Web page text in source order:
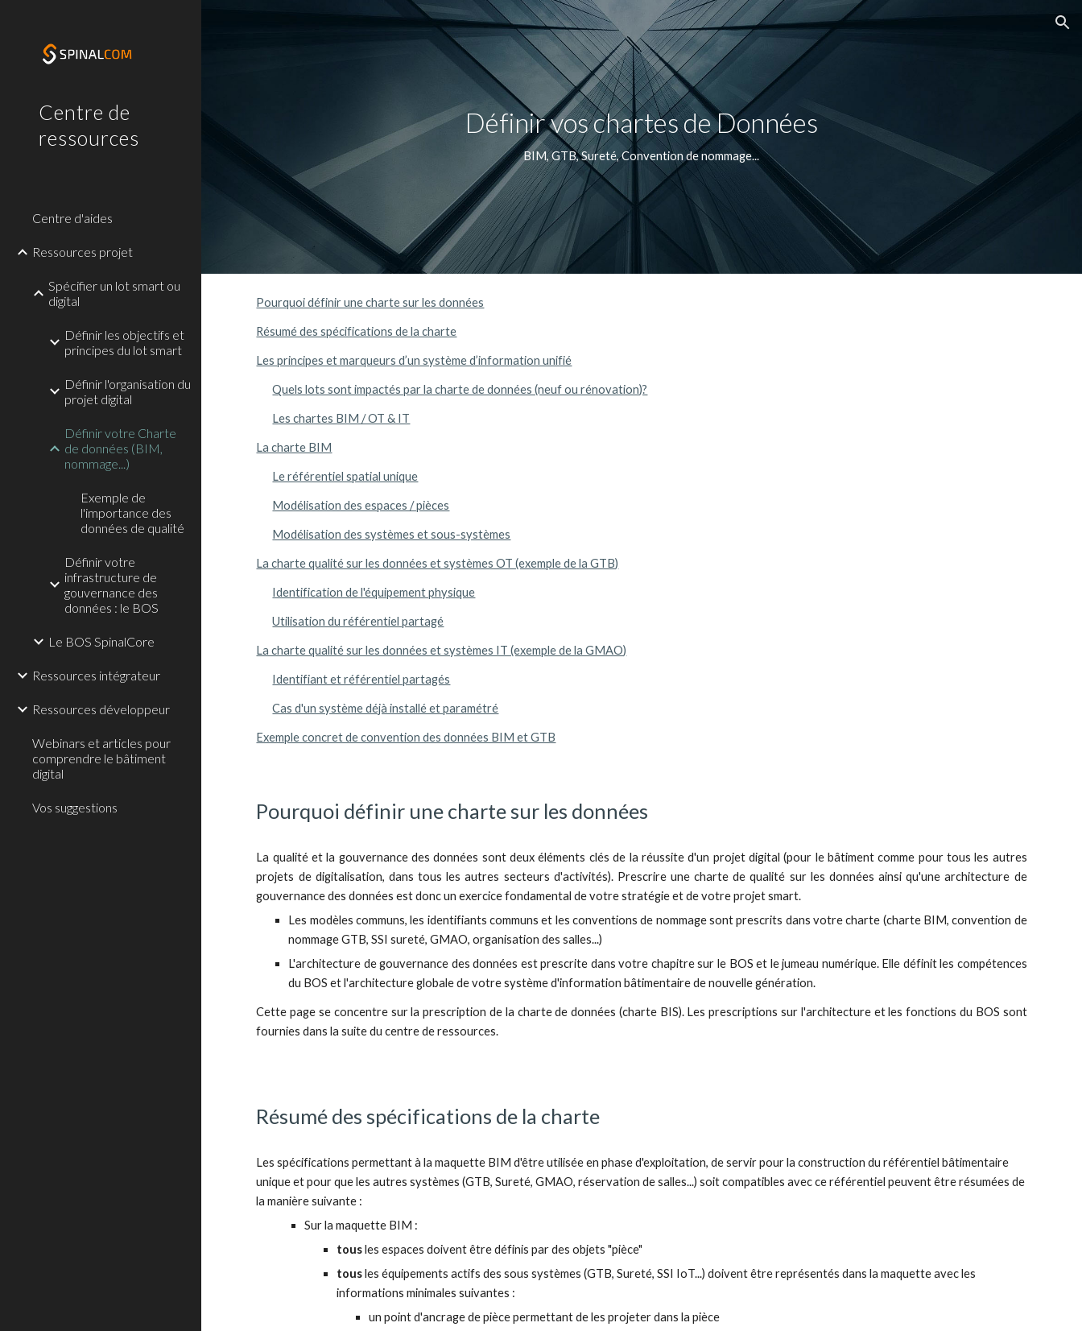
Skip to main content Skip to navigation
Centre de
ressources
Centre d'aides
Ressources projet
Spécifier un lot smart ou
digital
Définir les objectifs et
principes du lot smart
Définir l'organisation du
projet digital
Définir votre Charte
de données (BIM,
nommage...)
Exemple de
l'importance des
données de qualité
Définir votre
infrastructure de
gouvernance des
données : le BOS
Le BOS SpinalCore
Ressources intégrateur
Ressources développeur
Webinars et articles pour
comprendre le bâtiment
digital
Vos suggestions
Définir vos chartes de Données
BIM, GTB, Sureté, Convention de nommage...
Pourquoi définir une charte sur les données
Résumé des spécifications de la charte
Les principes et marqueurs d’un système d’information unifié
Quels lots sont impactés par la charte de données (neuf ou rénovation)?
Les chartes BIM / OT & IT
La charte BIM
Le référentiel spatial unique
Modélisation des espaces / pièces
Modélisation des systèmes et sous-systèmes
La charte qualité sur les données et systèmes OT (exemple de la GTB)
Identification de l'équipement physique
Utilisation du référentiel partagé
La charte qualité sur les données et systèmes IT (exemple de la GMAO)
Identifiant et référentiel partagés
Cas d'un système déjà installé et paramétré
Exemple concret de convention des données BIM et GTB
Pourquoi définir une charte sur les données
La qualité et la gouvernance des données sont deux éléments clés de la réussite d'un projet digital (pour le bâtiment comme pour tous les autres
projets de digitalisation, dans tous les autres secteurs d'activités). Prescrire une charte de qualité sur les données ainsi qu'une architecture de
gouvernance des données est donc un exercice fondamental de votre stratégie et de votre projet smart.
Les modèles communs, les identifiants communs et les conventions de nommage sont prescrits dans votre charte (charte BIM, convention de
nommage GTB, SSI sureté, GMAO, organisation des salles...)
L'architecture de gouvernance des données est prescrite dans votre chapitre sur le BOS et le jumeau numérique. Elle définit les compétences
du BOS et l'architecture globale de votre système d'information bâtimentaire de nouvelle génération.
Cette page se concentre sur la prescription de la charte de données (charte BIS). Les prescriptions sur l'architecture et les fonctions du BOS sont
fournies dans la suite du centre de ressources.
Résumé des spécifications de la charte
Les spécifications permettant à la maquette BIM d'être utilisée en phase d'exploitation, de servir pour la construction du référentiel bâtimentaire
unique et pour que les autres systèmes (GTB, Sureté, GMAO, réservation de salles...) soit compatibles avec ce référentiel peuvent être résumées de
la manière suivante :
Sur la maquette BIM :
tous les espaces doivent être définis par des objets "pièce"
tous les équipements actifs des sous systèmes (GTB, Sureté, SSI IoT...) doivent être représentés dans la maquette avec les
informations minimales suivantes :
un point d'ancrage de pièce permettant de les projeter dans la pièce